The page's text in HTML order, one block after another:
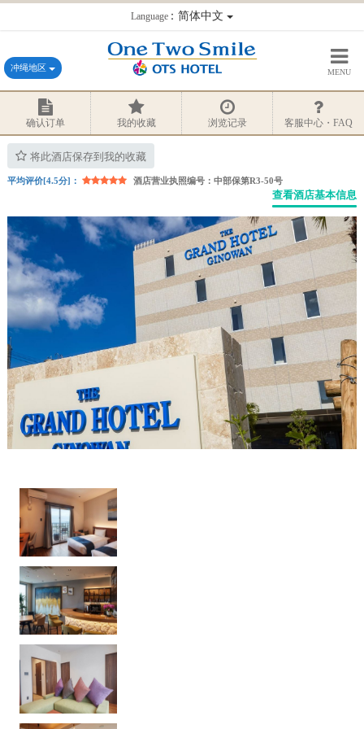
Language：简体中文
冲绳地区 MENU
确认订单 我的收藏 浏览记录 客服中心・FAQ
将此酒店保存到我的收藏
平均评价[4.5分]： 酒店营业执照编号：中部保第R3-50号
查看酒店基本信息